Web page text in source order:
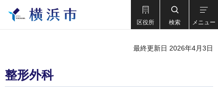
区役所 検索 メニュー
最終更新日 2026年4月3日
整形外科